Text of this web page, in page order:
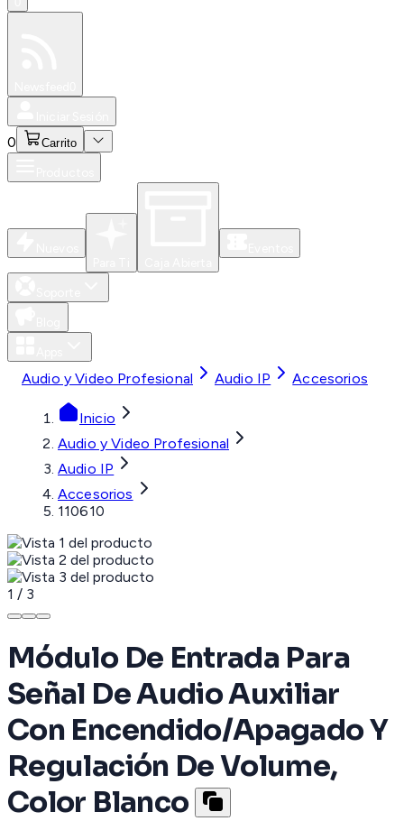
0 Carrito
Audio y Video Profesional Audio IP Accesorios
Inicio
Audio y Video Profesional
Audio IP
Accesorios
110610
1 / 3
Módulo De Entrada Para
Señal De Audio Auxiliar
Con Encendido/Apagado Y
Regulación De Volume,
Color Blanco